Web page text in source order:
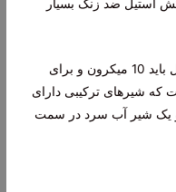
میکرون و روکش استیل ضد زنگ بسیار
همچنین حداقل ضخامت آبکاری برای نیکل باید 10 میکرون و برای
است که شیرهای ترکیبی دارای
یک شیر آب سرد در سمت